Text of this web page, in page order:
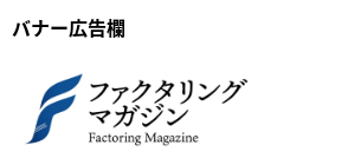
バナー広告欄